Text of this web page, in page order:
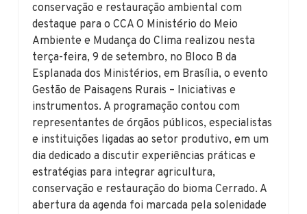
conservação e restauração ambiental com
destaque para o CCA O Ministério do Meio
Ambiente e Mudança do Clima realizou nesta
terça-feira, 9 de setembro, no Bloco B da
Esplanada dos Ministérios, em Brasília, o evento
Gestão de Paisagens Rurais – Iniciativas e
instrumentos. A programação contou com
representantes de órgãos públicos, especialistas
e instituições ligadas ao setor produtivo, em um
dia dedicado a discutir experiências práticas e
estratégias para integrar agricultura,
conservação e restauração do bioma Cerrado. A
abertura da agenda foi marcada pela solenidade